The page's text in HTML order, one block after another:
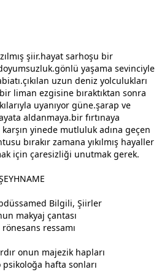
şiir.hayat sarhoşu bir
yaşama sevinciyle
uzun deniz yolculukları
liman ezgisine bıraktıktan sonra
uyanıyor güne.şarap ve
aldanmaya.bir fırtınaya
yinede mutluluk adına geçen
bırakır zamana yıkılmış hayaller
için çaresizliği unutmak gerek.
Bilgili, Şiirler
makyaj çantası
ressamı
onun majezik hapları
hafta sonları